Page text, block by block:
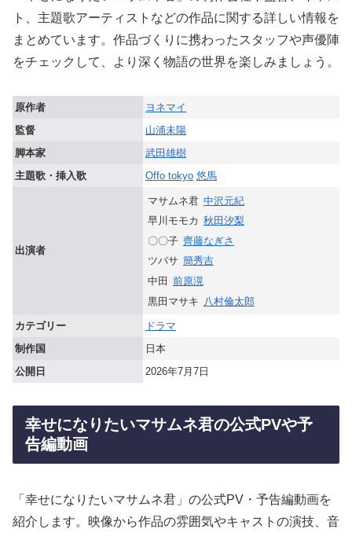
ト、主題歌アーティストなどの作品に関する詳しい情報を
まとめています。作品づくりに携わったスタッフや声優陣
をチェックして、より深く物語の世界を楽しみましょう。
原作者
ヨネマイ
監督
山浦未陽
脚本家
武田雄樹
主題歌・挿入歌
Offo tokyo 悠馬
出演者
マサムネ君 中沢元紀
早川モモカ 秋田汐梨
〇〇子 齊藤なぎさ
ツバサ 簡秀吉
中田 前原滉
黒田マサキ 八村倫太郎
カテゴリー
ドラマ
制作国
日本
公開日
2026年7月7日
幸せになりたいマサムネ君の公式PVや予
告編動画
「幸せになりたいマサムネ君」の公式PV・予告編動画を
紹介します。映像から作品の雰囲気やキャストの演技、音